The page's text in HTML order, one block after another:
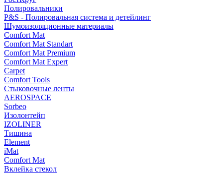
Полировальники
P&S - Полировальная система и детейлинг
Шумоизоляционные материалы
Comfort Mat
Comfort Mat Standart
Comfort Mat Premium
Comfort Mat Expert
Carpet
Comfort Tools
Стыковочные ленты
AEROSPACE
Sorbeo
Изолонтейп
IZOLINER
Тишина
Element
iMat
Comfort Mat
Вклейка стекол